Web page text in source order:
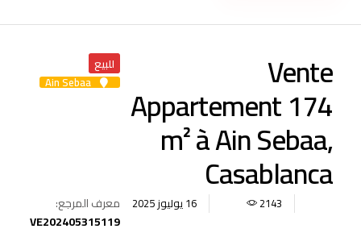
Vente
Appartement 174
m² à Ain Sebaa,
Casablanca
للبيع
Ain Sebaa
16 يوليوز 2025 2143
معرف المرجع:
VE202405315119